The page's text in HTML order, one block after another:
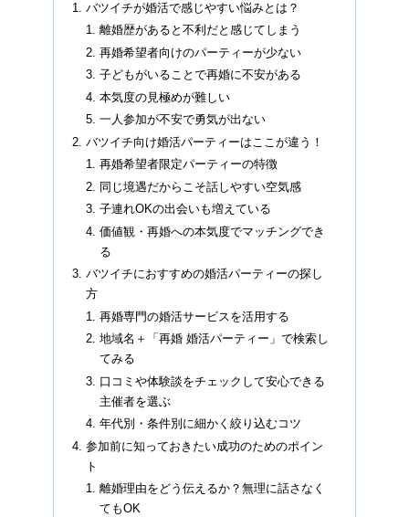
バツイチが婚活で感じやすい悩みとは？
離婚歴があると不利だと感じてしまう
再婚希望者向けのパーティーが少ない
子どもがいることで再婚に不安がある
本気度の見極めが難しい
一人参加が不安で勇気が出ない
バツイチ向け婚活パーティーはここが違う！
再婚希望者限定パーティーの特徴
同じ境遇だからこそ話しやすい空気感
子連れOKの出会いも増えている
価値観・再婚への本気度でマッチングでき
る
バツイチにおすすめの婚活パーティーの探し
方
再婚専門の婚活サービスを活用する
地域名＋「再婚 婚活パーティー」で検索し
てみる
口コミや体験談をチェックして安心できる
主催者を選ぶ
年代別・条件別に細かく絞り込むコツ
参加前に知っておきたい成功のためのポイン
ト
離婚理由をどう伝えるか？無理に話さなく
てもOK